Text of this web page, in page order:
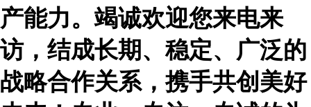
产能力。竭诚欢迎您来电来
访，结成长期、稳定、广泛的
战略合作关系，携手共创美好